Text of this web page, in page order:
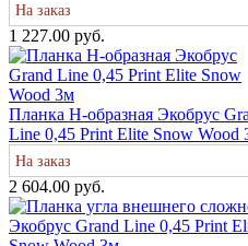
На заказ
1 227.00 руб.
Планка H-образная Экобрус
Line 0,45 Print Elite Snow Wood
На заказ
2 604.00 руб.